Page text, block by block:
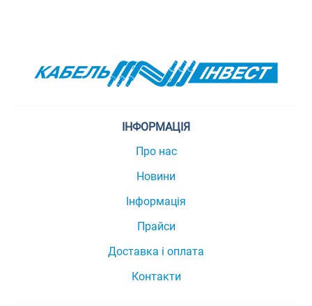
ІНФОРМАЦІЯ
Про нас
Новини
Інформація
Прайси
Доставка і оплата
Контакти